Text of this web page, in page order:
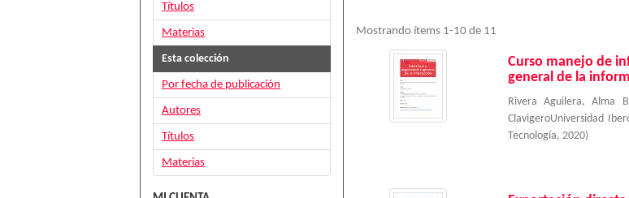
Mostrando ítems 1-10 de 11
Curso manejo de
general de la
Rivera Aguilera, Alma
ClavigeroUniversidad
Tecnología, 2020)
Títulos
Materias
Esta colección
Por fecha de publicación
Autores
Títulos
Materias